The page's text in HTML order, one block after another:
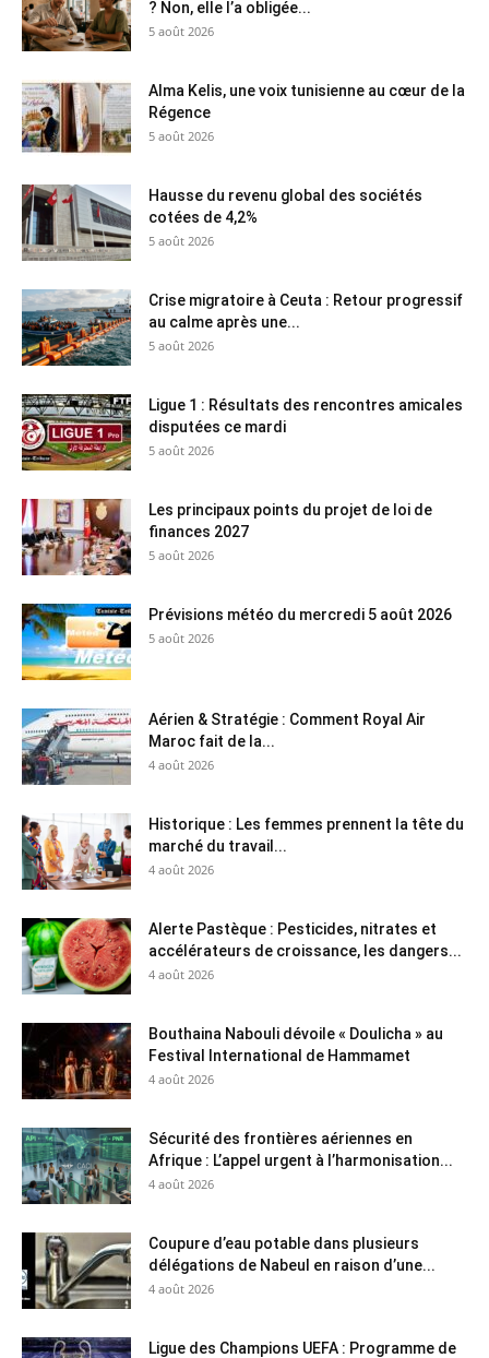
? Non, elle l’a obligée...
5 août 2026
Alma Kelis, une voix tunisienne au cœur de la
Régence
5 août 2026
Hausse du revenu global des sociétés
cotées de 4,2%
5 août 2026
Crise migratoire à Ceuta : Retour progressif
au calme après une...
5 août 2026
Ligue 1 : Résultats des rencontres amicales
disputées ce mardi
5 août 2026
Les principaux points du projet de loi de
finances 2027
5 août 2026
Prévisions météo du mercredi 5 août 2026
5 août 2026
Aérien & Stratégie : Comment Royal Air
Maroc fait de la...
4 août 2026
Historique : Les femmes prennent la tête du
marché du travail...
4 août 2026
Alerte Pastèque : Pesticides, nitrates et
accélérateurs de croissance, les dangers...
4 août 2026
Bouthaina Nabouli dévoile « Doulicha » au
Festival International de Hammamet
4 août 2026
Sécurité des frontières aériennes en
Afrique : L’appel urgent à l’harmonisation...
4 août 2026
Coupure d’eau potable dans plusieurs
délégations de Nabeul en raison d’une...
4 août 2026
Ligue des Champions UEFA : Programme de